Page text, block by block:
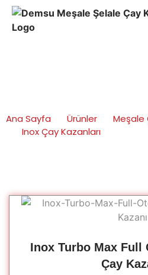
Ana Sayfa Ürünler
Meşale
Inox Çay Kazanları
Inox Turbo Max Full
Çay